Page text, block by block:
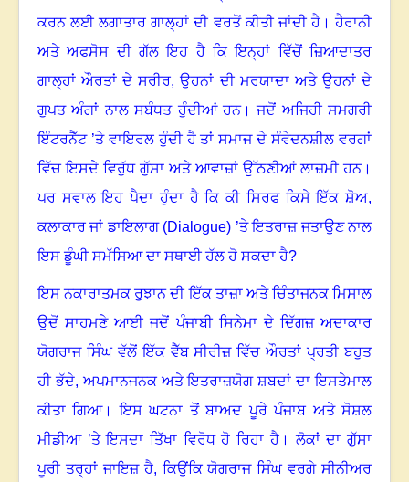
ਕਰਨ ਲਈ ਲਗਾਤਾਰ ਗਾਲ੍ਹਾਂ ਦੀ ਵਰਤੋਂ ਕੀਤੀ ਜਾਂਦੀ ਹੈ। ਹੈਰਾਨੀ
ਅਤੇ ਅਫਸੋਸ ਦੀ ਗੱਲ ਇਹ ਹੈ ਕਿ ਇਨ੍ਹਾਂ ਵਿੱਚੋਂ ਜ਼ਿਆਦਾਤਰ
ਗਾਲ੍ਹਾਂ ਔਰਤਾਂ ਦੇ ਸਰੀਰ,ਉਹਨਾਂ ਦੀ ਮਰਯਾਦਾ ਅਤੇ ਉਹਨਾਂ ਦੇ
ਗੁਪਤ ਅੰਗਾਂ ਨਾਲ ਸਬੰਧਤ ਹੁੰਦੀਆਂ ਹਨ। ਜਦੋਂ ਅਜਿਹੀ ਸਮਗਰੀ
ਇੰਟਰਨੈੱਟ ’ਤੇ ਵਾਇਰਲ ਹੁੰਦੀ ਹੈ ਤਾਂ ਸਮਾਜ ਦੇ ਸੰਵੇਦਨਸ਼ੀਲ ਵਰਗਾਂ
ਵਿੱਚ ਇਸਦੇ ਵਿਰੁੱਧ ਗੁੱਸਾ ਅਤੇ ਆਵਾਜ਼ਾਂ ਉੱਠਣੀਆਂ ਲਾਜ਼ਮੀ ਹਨ।
ਪਰ ਸਵਾਲ ਇਹ ਪੈਦਾ ਹੁੰਦਾ ਹੈ ਕਿ ਕੀ ਸਿਰਫ ਕਿਸੇ ਇੱਕ ਸ਼ੋਅ,
ਕਲਾਕਾਰ ਜਾਂ ਡਾਇਲਾਗ (Dia logue) ’ਤੇ ਇਤਰਾਜ਼ ਜਤਾਉਣ ਨਾਲ
ਇਸ ਡੂੰਘੀ ਸਮੱਸਿਆ ਦਾ ਸਥਾਈ ਹੱਲ ਹੋ ਸਕਦਾ ਹੈ?
ਇਸ ਨਕਾਰਾਤਮਕ ਰੁਝਾਨ ਦੀ ਇੱਕ ਤਾਜ਼ਾ ਅਤੇ ਚਿੰਤਾਜਨਕ ਮਿਸਾਲ
ਉਦੋਂ ਸਾਹਮਣੇ ਆਈ ਜਦੋਂ ਪੰਜਾਬੀ ਸਿਨੇਮਾ ਦੇ ਦਿੱਗਜ਼ ਅਦਾਕਾਰ
ਯੋਗਰਾਜ ਸਿੰਘ ਵੱਲੋਂ ਇੱਕ ਵੈੱਬ ਸੀਰੀਜ਼ ਵਿੱਚ ਔਰਤਾਂ ਪ੍ਰਤੀ ਬਹੁਤ
ਹੀ ਭੱਦੇ, ਅਪਮਾਨਜਨਕ ਅਤੇ ਇਤਰਾਜ਼ਯੋਗ ਸ਼ਬਦਾਂ ਦਾ ਇਸਤੇਮਾਲ
ਕੀਤਾ ਗਿਆ। ਇਸ ਘਟਨਾ ਤੋਂ ਬਾਅਦ ਪੂਰੇ ਪੰਜਾਬ ਅਤੇ ਸੋਸ਼ਲ
ਮੀਡੀਆ ’ਤੇ ਇਸਦਾ ਤਿੱਖਾ ਵਿਰੋਧ ਹੋ ਰਿਹਾ ਹੈ। ਲੋਕਾਂ ਦਾ ਗੁੱਸਾ
ਪੂਰੀ ਤਰ੍ਹਾਂ ਜਾਇਜ਼ ਹੈ, ਕਿਉਂਕਿ ਯੋਗਰਾਜ ਸਿੰਘ ਵਰਗੇ ਸੀਨੀਅਰ